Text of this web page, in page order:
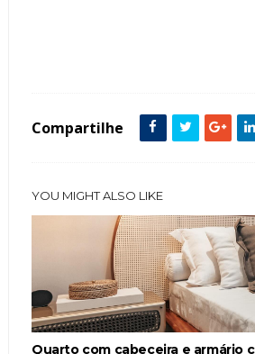
Compartilhe
YOU MIGHT ALSO LIKE
Quarto com cabeceira e armário